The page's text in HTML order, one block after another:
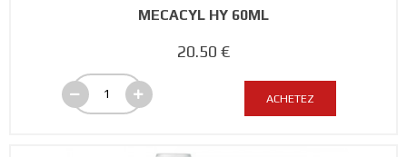
MECACYL HY 60ML
20.50 €
ACHETEZ